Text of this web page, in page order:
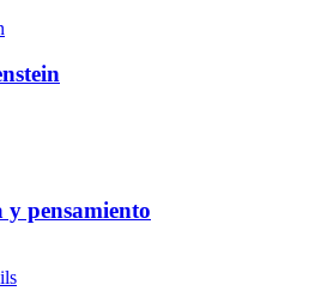
elegir
la
tiene
variantes.
la
producto
y pensamiento